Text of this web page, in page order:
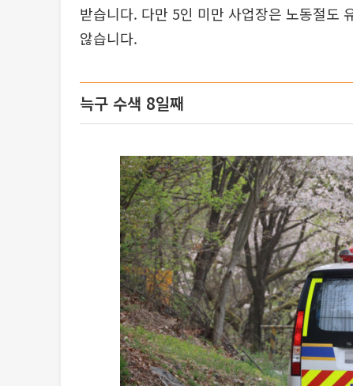
받습니다. 다만 5인 미만 사업장은 노동절도
않습니다.
늑구 수색 8일째